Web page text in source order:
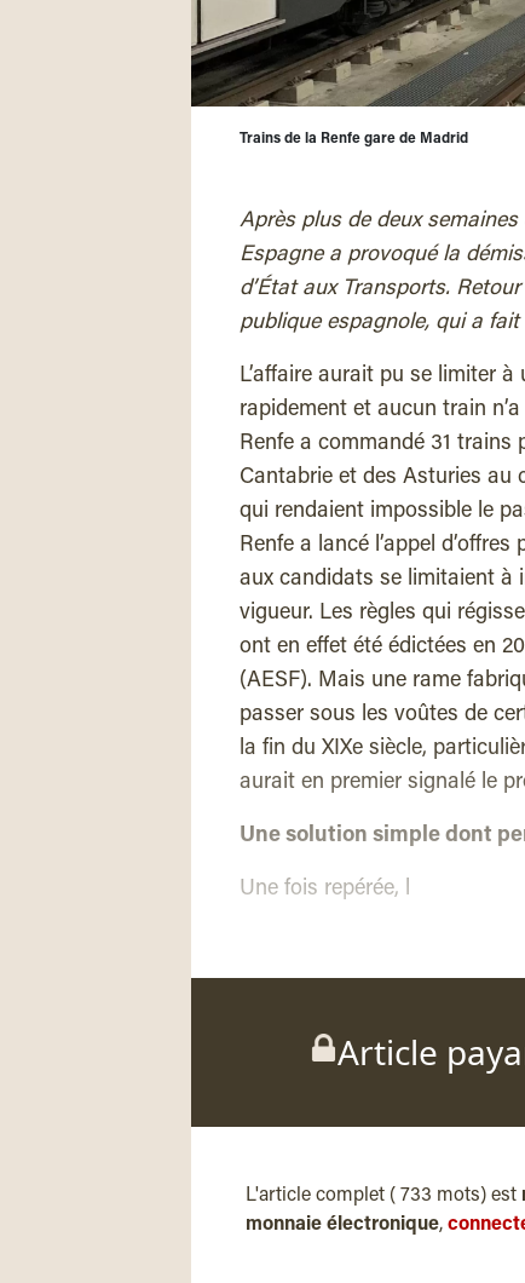
Trains de la Renfe gare de Madrid
Après plus de deux semaines
Espagne a provoqué la
d’État aux Transports.
publique espagnole, qui a
L’affaire aurait pu se limiter
rapidement et aucun train
Renfe a commandé 31 trains
Cantabrie et des Asturies
qui rendaient impossible le
Renfe a lancé l’appel
aux candidats se limitaient à
vigueur. Les règles qui
ont en effet été édictées en
(AESF). Mais une rame
passer sous les voûtes de
la fin du XIXe siècle,
aurait en premier signalé le
Une solution simple dont
Une fois repérée, l
Article
L'article complet ( 733 mots) est
monnaie électronique,